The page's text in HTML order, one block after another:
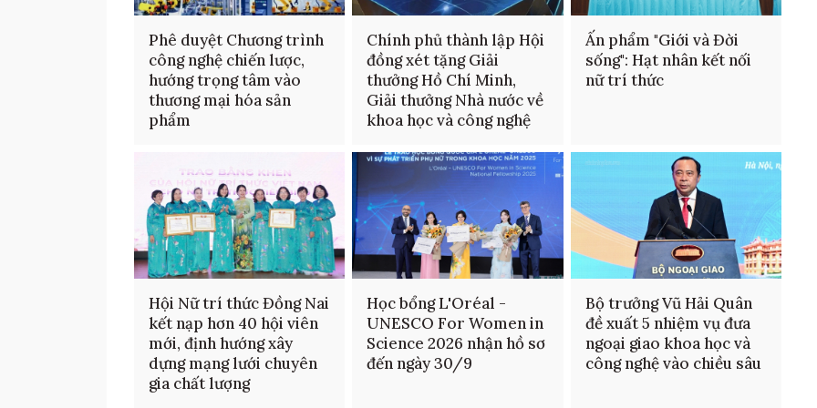
Phê duyệt Chương trình
công nghệ chiến lược,
hướng trọng tâm vào
thương mại hóa sản
phẩm
Chính phủ thành lập Hội
đồng xét tặng Giải
thưởng Hồ Chí Minh,
Giải thưởng Nhà nước về
khoa học và công nghệ
Ấn phẩm "Giới và Đời
sống": Hạt nhân kết nối
nữ trí thức
Hội Nữ trí thức Đồng Nai
kết nạp hơn 40 hội viên
mới, định hướng xây
dựng mạng lưới chuyên
gia chất lượng
Học bổng L'Oréal -
UNESCO For Women in
Science 2026 nhận hồ sơ
đến ngày 30/9
Bộ trưởng Vũ Hải Quân
đề xuất 5 nhiệm vụ đưa
ngoại giao khoa học và
công nghệ vào chiều sâu